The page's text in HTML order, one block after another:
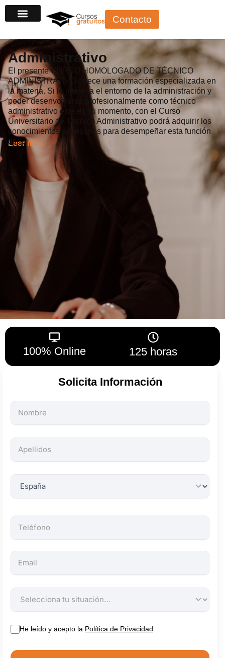
al
Contacto
Administrativo
El presente CURSO HOMOLOGADO DE TÉCNICO
ADMINISTRATIVO ofrece una formación especializada en
la materia. Si le interesa el entorno de la administración y
poder desenvolverse profesionalmente como técnico
administrativo este es su momento, con el Curso
Universitario de Técnico Administrativo podrá adquirir los
conocimientos necesarios para desempeñar esta función
de…
Leer más
100% Online 125 horas
Solicita Información
Todos
los
son
obligatorios.
He leído y acepto la Política de Privacidad